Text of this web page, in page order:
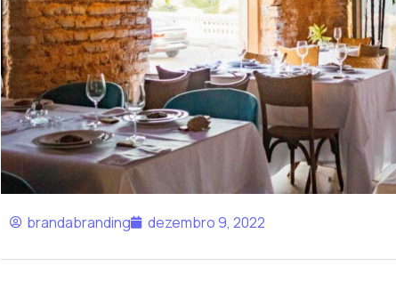
brandabranding dezembro 9, 2022